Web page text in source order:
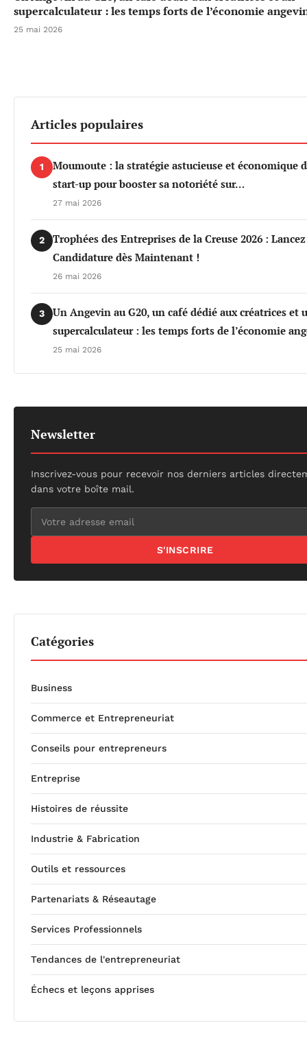
supercalculateur : les temps forts de l’économie
25 mai 2026
Articles populaires
1
Moumoute : la stratégie astucieuse et économique
start-up pour booster sa notoriété sur…
27 mai 2026
2
Trophées des Entreprises de la Creuse 2026 :
Candidature dès Maintenant !
26 mai 2026
3
Un Angevin au G20, un café dédié aux créatrices et
supercalculateur : les temps forts de l’économie
25 mai 2026
Newsletter
Inscrivez-vous pour recevoir nos derniers articles
dans votre boîte mail.
S'INSCRIRE
Catégories
Business
Commerce et Entrepreneuriat
Conseils pour entrepreneurs
Entreprise
Histoires de réussite
Industrie & Fabrication
Outils et ressources
Partenariats & Réseautage
Services Professionnels
Tendances de l'entrepreneuriat
Échecs et leçons apprises